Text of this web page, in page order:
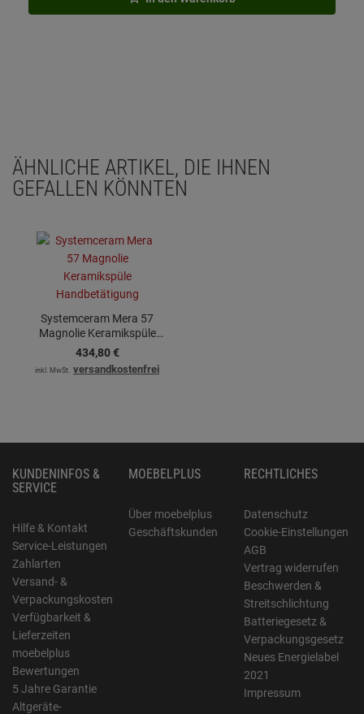
ÄHNLICHE ARTIKEL, DIE IHNEN
GEFALLEN KÖNNTEN
Systemceram Mera 57
Magnolie Keramikspüle
Handbetätigung
434,80 €
inkl. MwSt. versandkostenfrei
KUNDENINFOS &
SERVICE
Hilfe & Kontakt
Service-Leistungen
Zahlarten
Versand- &
Verpackungskosten
Verfügbarkeit &
Lieferzeiten
moebelplus
Bewertungen
5 Jahre Garantie
Altgeräte-
MOEBELPLUS
Über moebelplus
Geschäftskunden
RECHTLICHES
Datenschutz
Cookie-Einstellungen
AGB
Vertrag widerrufen
Beschwerden &
Streitschlichtung
Batteriegesetz &
Verpackungsgesetz
Neues Energielabel
2021
Impressum